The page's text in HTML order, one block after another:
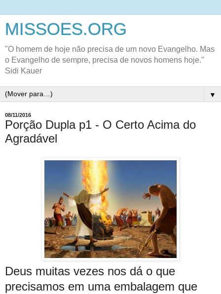
MISSOES.ORG
"O homem de hoje não precisa de um novo Evangelho. Mas
o Evangelho de sempre, precisa de novos homens hoje."
Sidi Kauer
▼
08/11/2016
Porção Dupla p1 - O Certo Acima do
Agradável
Deus muitas vezes nos dá o que
precisamos em uma embalagem que